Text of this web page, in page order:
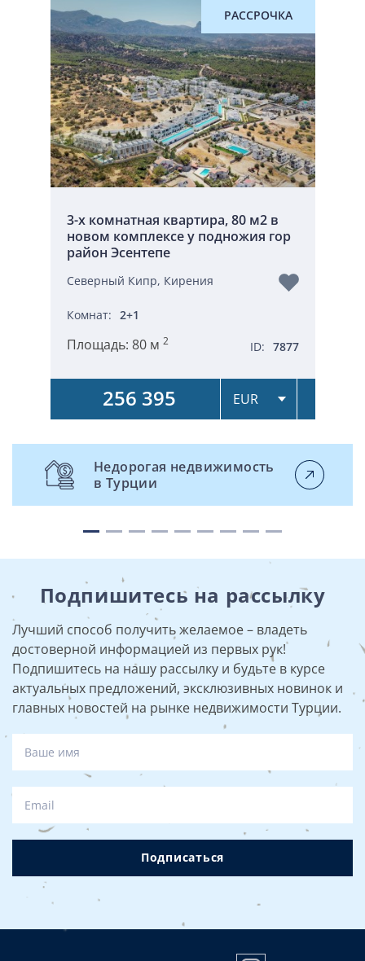
РАССРОЧКА
3-х комнатная квартира, 80 м2 в
новом комплексе у подножия гор
район Эсентепе
Северный Кипр, Кирения
Комнат: 2+1
Площадь: 80 м 2 ID: 7877
256 395
Недорогая недвижимость
в Турции
Подпишитесь на рассылку
Лучший способ получить желаемое – владеть
достоверной информацией из первых рук!
Подпишитесь на нашу рассылку и будьте в курсе
актуальных предложений, эксклюзивных новинок и
главных новостей на рынке недвижимости Турции.
Подписаться